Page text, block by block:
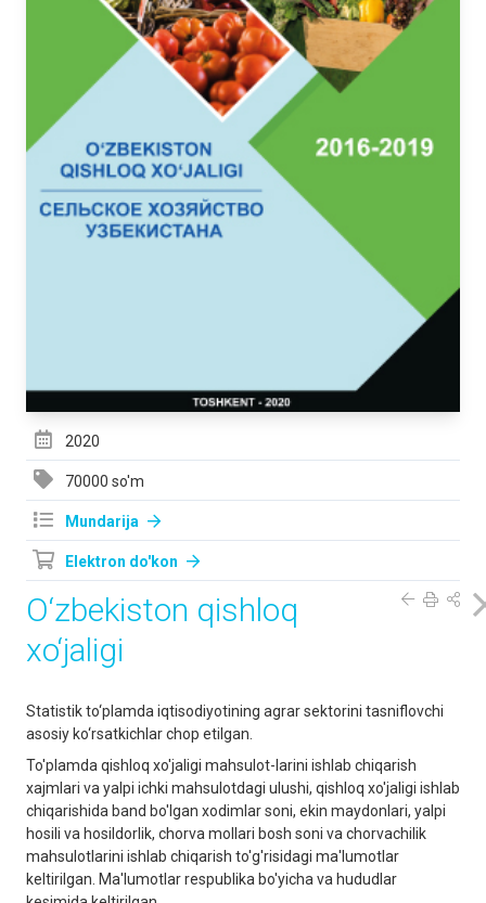
2020
70000 so'm
Mundarija
Elektron do'kon
O‘zbekiston qishloq
xo‘jаligi
Stаtistik to‘plаmdа iqtisodiyotining аgrаr sektorini tаsniflovchi
аsosiy ko‘rsаtkichlаr chop etilgan.
To'plamda qishloq xo'jaligi mahsulot-larini ishlab chiqarish
xajmlari va yalpi ichki mahsulotdagi ulushi, qishloq xo'jaligi ishlab
chiqarishida band bo'lgan xodimlar soni, ekin maydonlari, yalpi
hosili va hosildorlik, chorva mollari bosh soni va chorvachilik
mahsulotlarini ishlab chiqarish to'g'risidagi ma'lumotlar
keltirilgan. Ma'lumotlar respublika bo'yicha va hududlar